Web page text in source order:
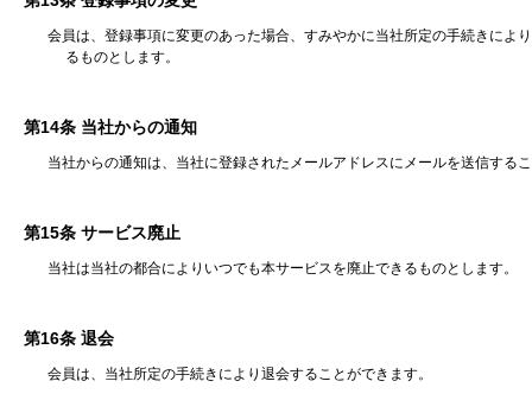
会員は、登録事項に変更のあった場合、すみやかに当社所定の手続きによ
るものとします。
第14条 当社からの通知
当社からの通知は、当社に登録されたメールアドレスにメールを送信する
第15条 サービス廃止
当社は当社の都合によりいつでも本サービスを廃止できるものとします。
第16条 退会
会員は、当社所定の手続きにより退会することができます。